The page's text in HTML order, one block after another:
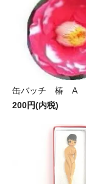
缶バッチ 椿 A
200円(内税)